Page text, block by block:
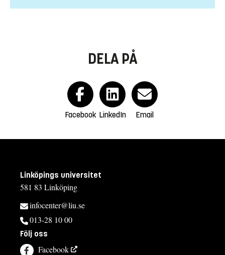
DELA PÅ
Facebook LinkedIn Email
Linköpings universitet
581 83 Linköping
infocenter@liu.se
013-28 10 00
Följ oss
Facebook